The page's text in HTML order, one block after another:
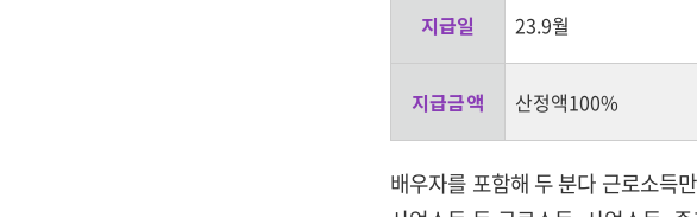
지급일 23.9월
지급금액 산정액100%
배우자를 포함해 두 분다 근로소득